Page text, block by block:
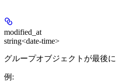
modified_at
string<date-time>
グループオブジェクトが最後
例 :